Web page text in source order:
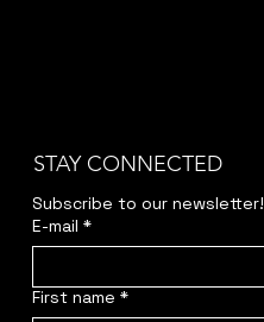
STAY CONNECTED
Subscribe to our newsletter!
E-mail *
First name *